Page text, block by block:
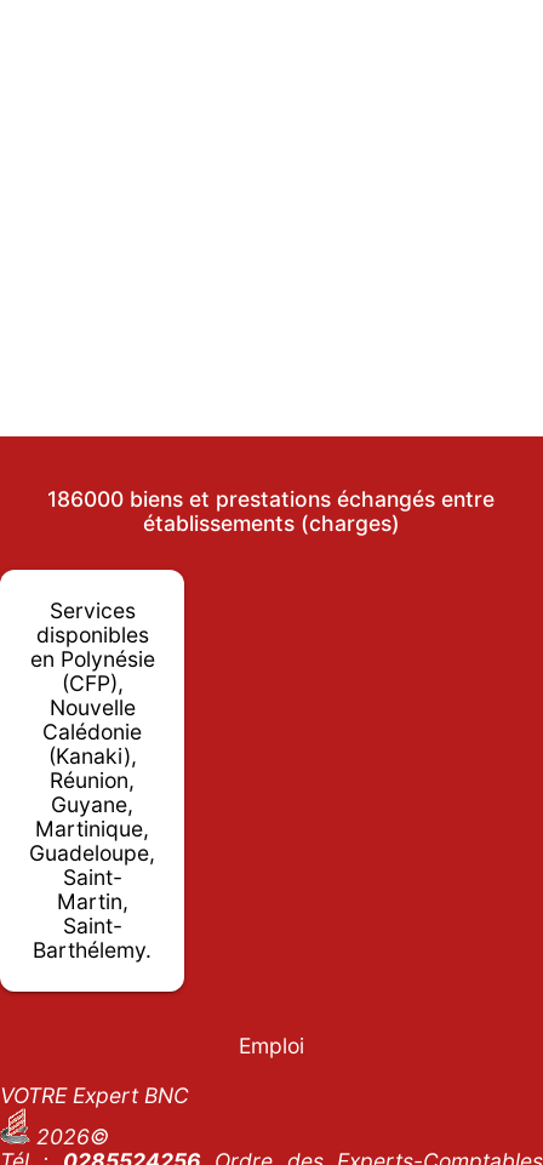
186000 biens et prestations échangés entre
établissements (charges)
Services
disponibles
en Polynésie
(CFP),
Nouvelle
Calédonie
(Kanaki),
Réunion,
Guyane,
Martinique,
Guadeloupe,
Saint-
Martin,
Saint-
Barthélemy.
Emploi
VOTRE Expert BNC
2026©